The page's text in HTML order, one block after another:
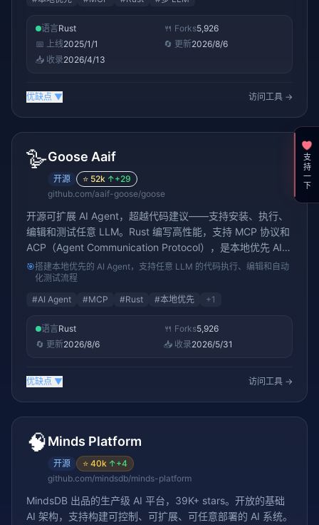
语言Rust 🍴 Forks5,926
📅 上线2025/1/1 🔄 更新2026/8/6
📥 收录2026/4/13
优缺点 ▼ 访问工具 →
🪿Goose Aaif
开源 ⭐ 52k ↑+29
github.com/aaif-goose/goose
开源可扩展 AI Agent，超越代码建议——支持安装、执行、
编辑和测试任意 LLM。Rust 编写高性能，支持 MCP 协议和
ACP（Agent Communication Protocol），是本地优先 AI
Agent 开发的标杆项目。46K+ stars。
🎯搭建本地优先的 AI Agent，支持任意 LLM 的代码执行、编辑和自动
化测试流程
#AI Agent #MCP #Rust #本地优先 +1
语言Rust 🍴 Forks5,926
🔄 更新2026/8/6 📥 收录2026/5/31
优缺点 ▼ 访问工具 →
🧠Minds Platform
开源 ⭐ 40k ↑+4
github.com/mindsdb/minds-platform
MindsDB 出品的生产级 AI 平台，39K+ stars。开放的基础
AI 架构，支持构建可控制、可扩展、可任意部署的 AI 系统。
支持一下